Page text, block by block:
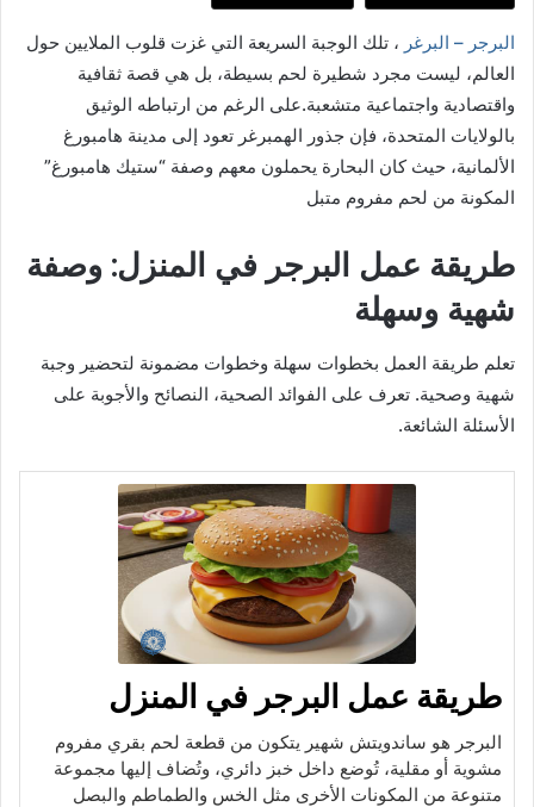
البرجر – البرغر ، تلك الوجبة السريعة التي غزت قلوب الملايين حول
العالم، ليست مجرد شطيرة لحم بسيطة، بل هي قصة ثقافية
واقتصادية واجتماعية متشعبة.على الرغم من ارتباطه الوثيق
بالولايات المتحدة، فإن جذور الهمبرغر تعود إلى مدينة هامبورغ
الألمانية، حيث كان البحارة يحملون معهم وصفة “ستيك هامبورغ”
المكونة من لحم مفروم متبل
طريقة عمل البرجر في المنزل: وصفة
شهية وسهلة
تعلم طريقة العمل بخطوات سهلة وخطوات مضمونة لتحضير وجبة
شهية وصحية. تعرف على الفوائد الصحية، النصائح والأجوبة على
الأسئلة الشائعة.
طريقة عمل البرجر في المنزل
البرجر هو ساندويتش شهير يتكون من قطعة لحم بقري مفروم
مشوية أو مقلية، تُوضع داخل خبز دائري، وتُضاف إليها مجموعة
متنوعة من المكونات الأخرى مثل الخس والطماطم والبصل